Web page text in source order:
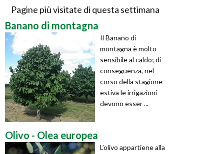
Pagine più visitate di questa settimana
Banano di montagna
Il Banano di
montagna è molto
sensibile al caldo; di
conseguenza, nel
corso della stagione
estiva le irrigazioni
devono esser ...
Olivo - Olea europea
L’olivo appartiene alla